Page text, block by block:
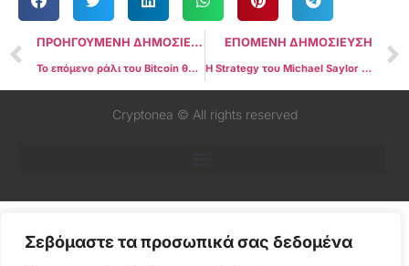
Σεβόμαστε τα προσωπικά σας δεδομένα
ΠΡΟΗΓΟΥΜΕΝΗ ΔΗΜΟΣΙΕΥΣΗ
Το επόμενο ράλι του Bitcoin θα ξεκινήσει όταν οι «παλιοί» σταματήσουν να πουλάνε, λένε οι αναλυτές
ΕΠΟΜΕΝΗ ΔΗΜΟΣΙΕΥΣΗ
Η Strategy του Michael Saylor πλησιάζει το ορόσημο των 700.000 Bitcoin
Cryptonea © All rights reserved